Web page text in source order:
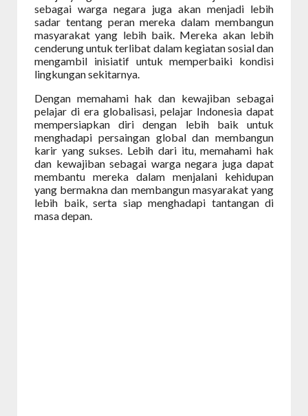
sebagai warga negara juga akan menjadi lebih
sadar tentang peran mereka dalam membangun
masyarakat yang lebih baik. Mereka akan lebih
cenderung untuk terlibat dalam kegiatan sosial dan
mengambil inisiatif untuk memperbaiki kondisi
lingkungan sekitarnya.
Dengan memahami hak dan kewajiban sebagai
pelajar di era globalisasi, pelajar Indonesia dapat
mempersiapkan diri dengan lebih baik untuk
menghadapi persaingan global dan membangun
karir yang sukses. Lebih dari itu, memahami hak
dan kewajiban sebagai warga negara juga dapat
membantu mereka dalam menjalani kehidupan
yang bermakna dan membangun masyarakat yang
lebih baik, serta siap menghadapi tantangan di
masa depan.